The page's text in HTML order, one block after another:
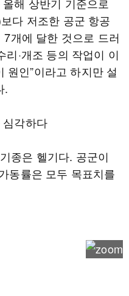
다 저조한 공군 항공
개에 달한 것으로 드러
리·개조 등의 작업이 이
원인”이라고 하지만 설
.
각하다
종은 헬기다. 공군이
동률은 모두 목표치를